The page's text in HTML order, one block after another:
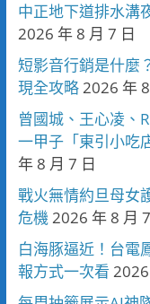
中正地下道排水溝
2026 年 8 月 7 日
短影音行銷是什麼
現全攻略2026 年
曾國城、王心凌、
一甲子「東引小吃
年 8 月 7 日
戰火無情約旦母
危機2026 年 8 月
白海豚逼近！台
報方式一次看